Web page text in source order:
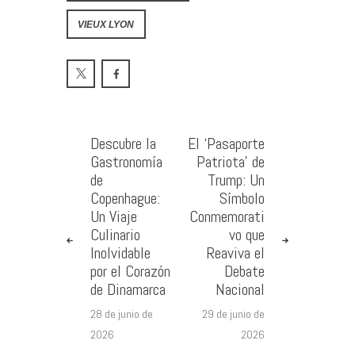
VIEUX LYON
Descubre la
Gastronomía
de
Copenhague:
Un Viaje
Culinario
Inolvidable
por el Corazón
de Dinamarca
28 de junio de
2026
El ‘Pasaporte
Patriota’ de
Trump: Un
Símbolo
Conmemorati
vo que
Reaviva el
Debate
Nacional
29 de junio de
2026